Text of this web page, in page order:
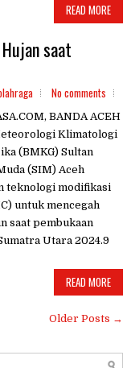
READ MORE
saat
No comments
BANDA ACEH
Klimatologi
(BMKG) Sultan
(SIM) Aceh
teknologi modifikasi
untuk mencegah
saat pembukaan
Utara 2024.9
READ MORE
Older Posts →